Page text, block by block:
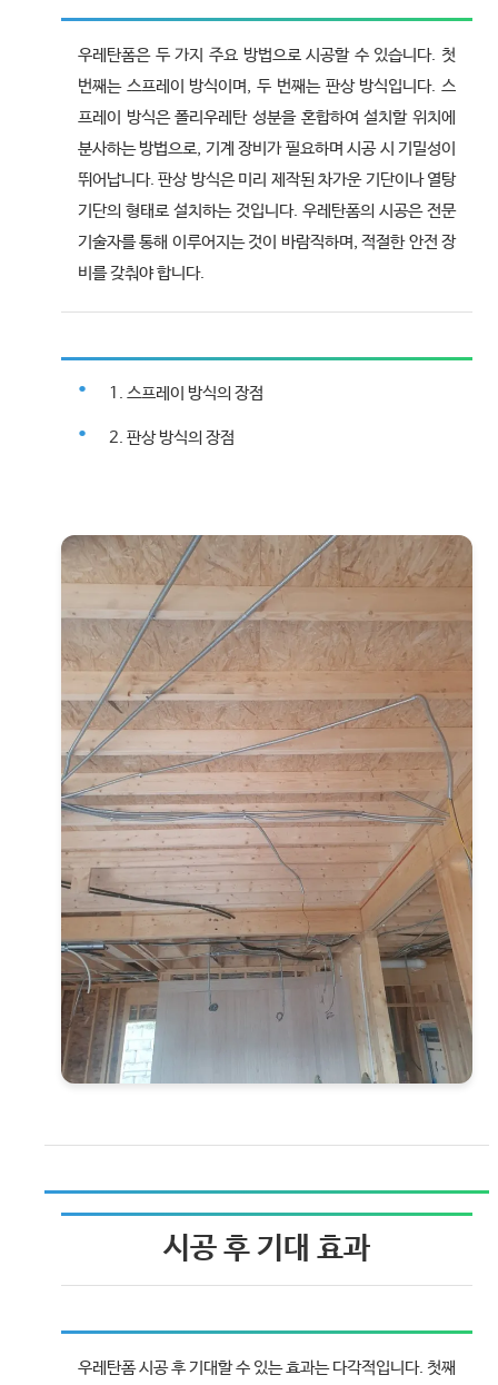
우레탄폼은 두 가지 주요 방법으로 시공할 수 있습니다. 첫
번째는 스프레이 방식이며, 두 번째는 판상 방식입니다. 스
프레이 방식은 폴리우레탄 성분을 혼합하여 설치할 위치에
분사하는 방법으로, 기계 장비가 필요하며 시공 시 기밀성이
뛰어납니다. 판상 방식은 미리 제작된 차가운 기단이나 열탕
기단의 형태로 설치하는 것입니다. 우레탄폼의 시공은 전문
기술자를 통해 이루어지는 것이 바람직하며, 적절한 안전 장
비를 갖춰야 합니다.
1. 스프레이 방식의 장점
2. 판상 방식의 장점
시공 후 기대 효과
우레탄폼 시공 후 기대할 수 있는 효과는 다각적입니다. 첫째